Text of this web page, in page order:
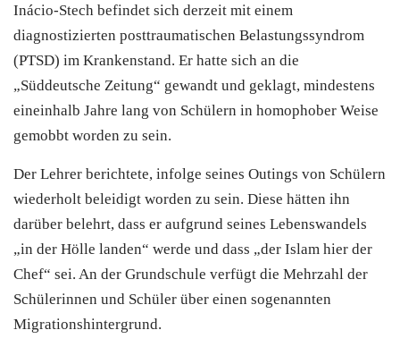
Inácio-Stech befindet sich derzeit mit einem
diagnostizierten posttraumatischen Belastungssyndrom
(PTSD) im Krankenstand. Er hatte sich an die
„Süddeutsche Zeitung“ gewandt und geklagt, mindestens
eineinhalb Jahre lang von Schülern in homophober Weise
gemobbt worden zu sein.
Der Lehrer berichtete, infolge seines Outings von Schülern
wiederholt beleidigt worden zu sein. Diese hätten ihn
darüber belehrt, dass er aufgrund seines Lebenswandels
„in der Hölle landen“ werde und dass „der Islam hier der
Chef“ sei. An der Grundschule verfügt die Mehrzahl der
Schülerinnen und Schüler über einen sogenannten
Migrationshintergrund.